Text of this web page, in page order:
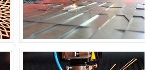
MÁQUINA DE CORTE A LASER PARA
MÁQUINA DE CORTE A LASER
MÁQUINA DE CORTE A LASER
MÁQUINA DE CORTE A LASER
MÁQUINA DE CORTE A LASER SP